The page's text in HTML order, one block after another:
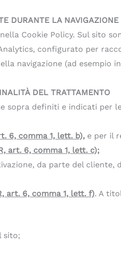
DURANTE LA
Cookie Policy. Sul sito
configurato per
navigazione (ad esempio
DEL TRATTAMENTO
sopra definiti e indicati
6, comma 1, lett. b), e per il
art. 6, comma 1, lett. c);
da parte del
art. 6, comma 1, lett. f). A
sito;